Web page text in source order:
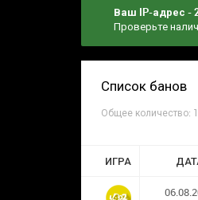
Ваш IP-адрес -
Проверьте
Список банов
Общее количество:
ИГРА